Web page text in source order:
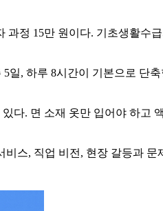
정 15만 원이다. 기초생활수
일, 하루 8시간이 기본으로 단
다. 면 소재 옷만 입어야 하고
스, 직업 비전, 현장 갈등과 문